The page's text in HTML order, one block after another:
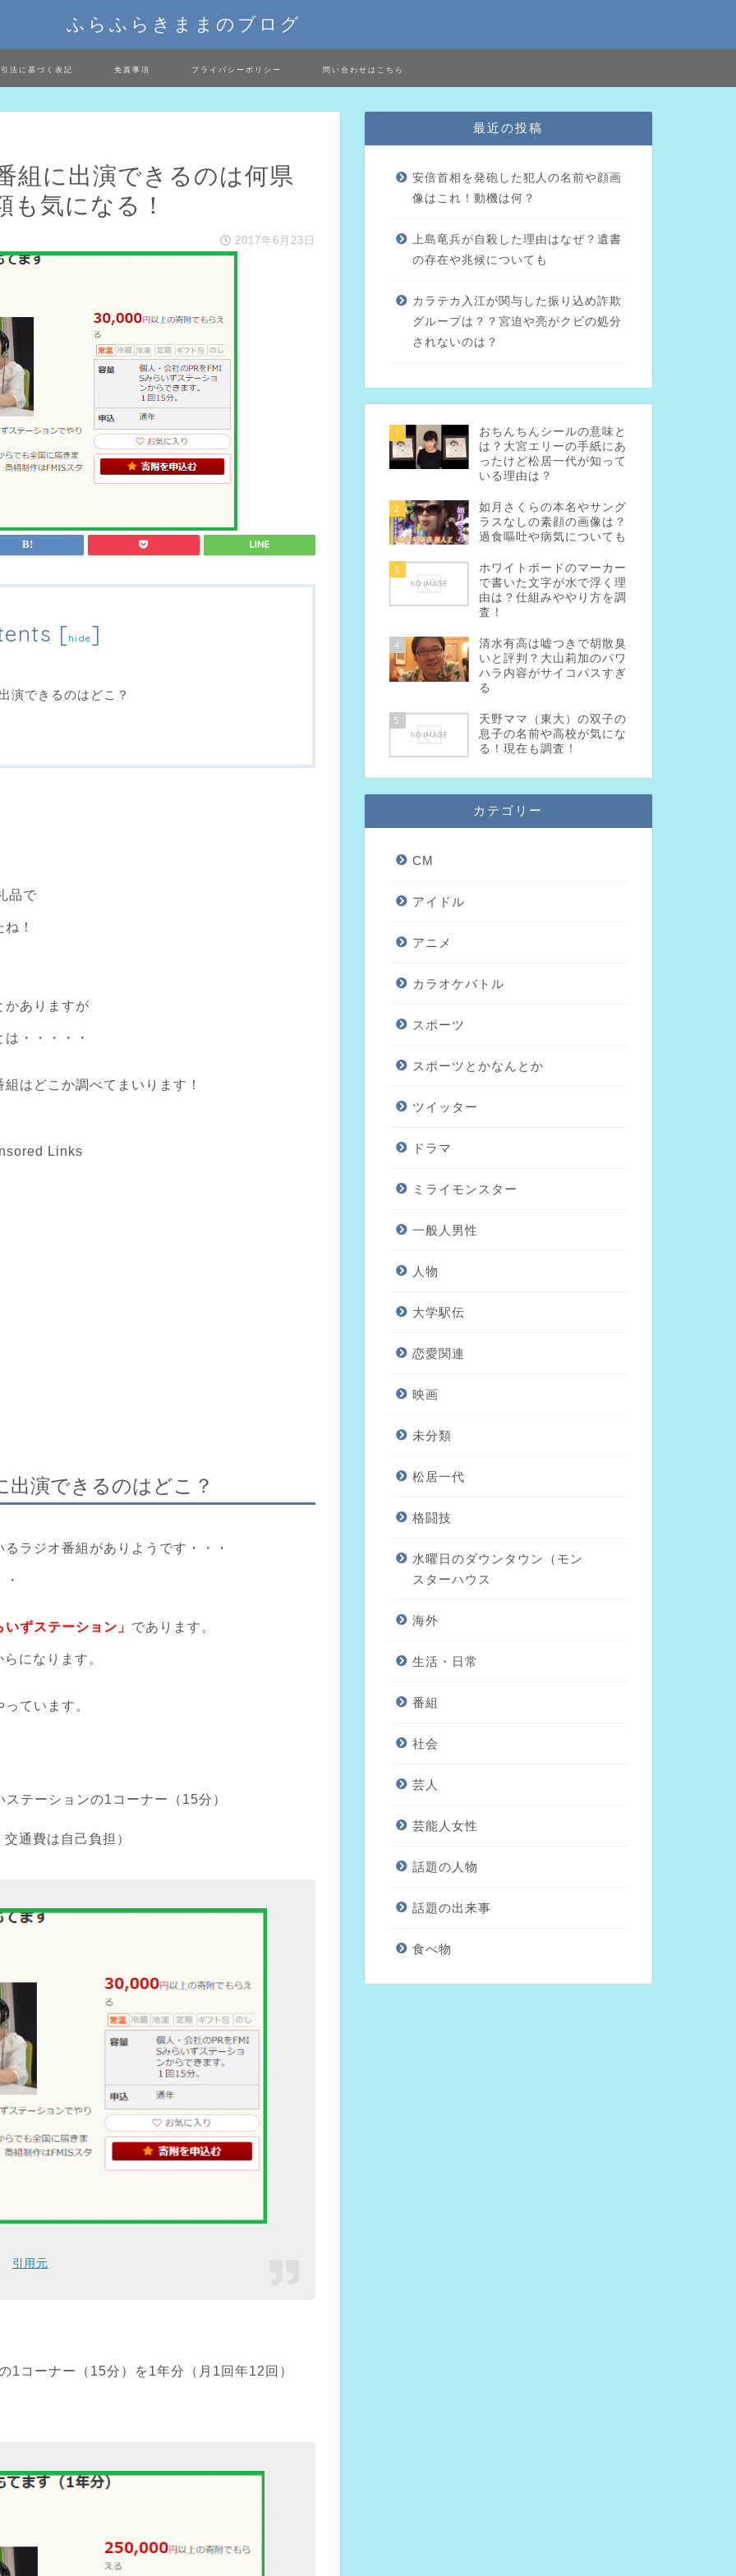
ふらふらきままのブログ
法に基づく表記 免責事項 プライバシーポリシー 問い合わせはこちら
組に出演できるのは何県
も気になる！
2017年6月23日
[hide]
演できるのはどこ？
品で
！
かありますが
・・・・・
はどこか調べてまいります！
Links
演できるのはどこ？
ラジオ番組がありようです・・・
ずステーション」 であります。
になります。
ています。
テーションの1コーナー（15分）
通費は自己負担）
引用元
1コーナー（15分）を1年分（月1回年12回）
最近の投稿
安倍首相を発砲した犯人の名前や顔画
像はこれ！動機は何？
上島竜兵が自殺した理由はなぜ？遺書
の存在や兆候についても
カラテカ入江が関与した振り込め詐欺
グループは？？宮迫や亮がクビの処分
されないのは？
1
おちんちんシールの意味と
は？大宮エリーの手紙にあ
ったけど松居一代が知って
いる理由は？
2
如月さくらの本名やサング
ラスなしの素顔の画像は？
過食嘔吐や病気についても
3
ホワイトボードのマーカー
で書いた文字が水で浮く理
由は？仕組みややり方を調
査！
4
清水有高は嘘つきで胡散臭
いと評判？大山莉加のパワ
ハラ内容がサイコパスすぎ
る
5
天野ママ（東大）の双子の
息子の名前や高校が気にな
る！現在も調査！
カテゴリー
CM
アイドル
アニメ
カラオケバトル
スポーツ
スポーツとかなんとか
ツイッター
ドラマ
ミライモンスター
一般人男性
人物
大学駅伝
恋愛関連
映画
未分類
松居一代
格闘技
水曜日のダウンタウン（モン
スターハウス
海外
生活・日常
番組
社会
芸人
芸能人女性
話題の人物
話題の出来事
食べ物